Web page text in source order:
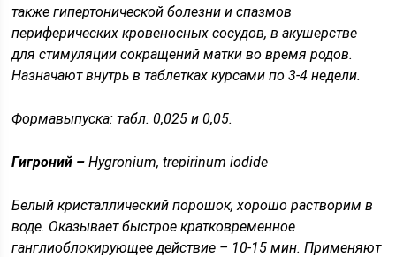
также гипертонической болезни и спазмов
периферических кровеносных сосудов, в акушерстве
для стимуляции сокращений матки во время родов.
Назначают внутрь в таблетках курсами по 3-4 недели.
Формавыпуска: табл. 0,025 и 0,05.
Гигроний –Hygronium, trepirinum iodide
Белый кристаллический порошок, хорошо растворим в
воде. Оказывает быстрое кратковременное
ганглиоблокирующее действие – 10-15 мин. Применяют